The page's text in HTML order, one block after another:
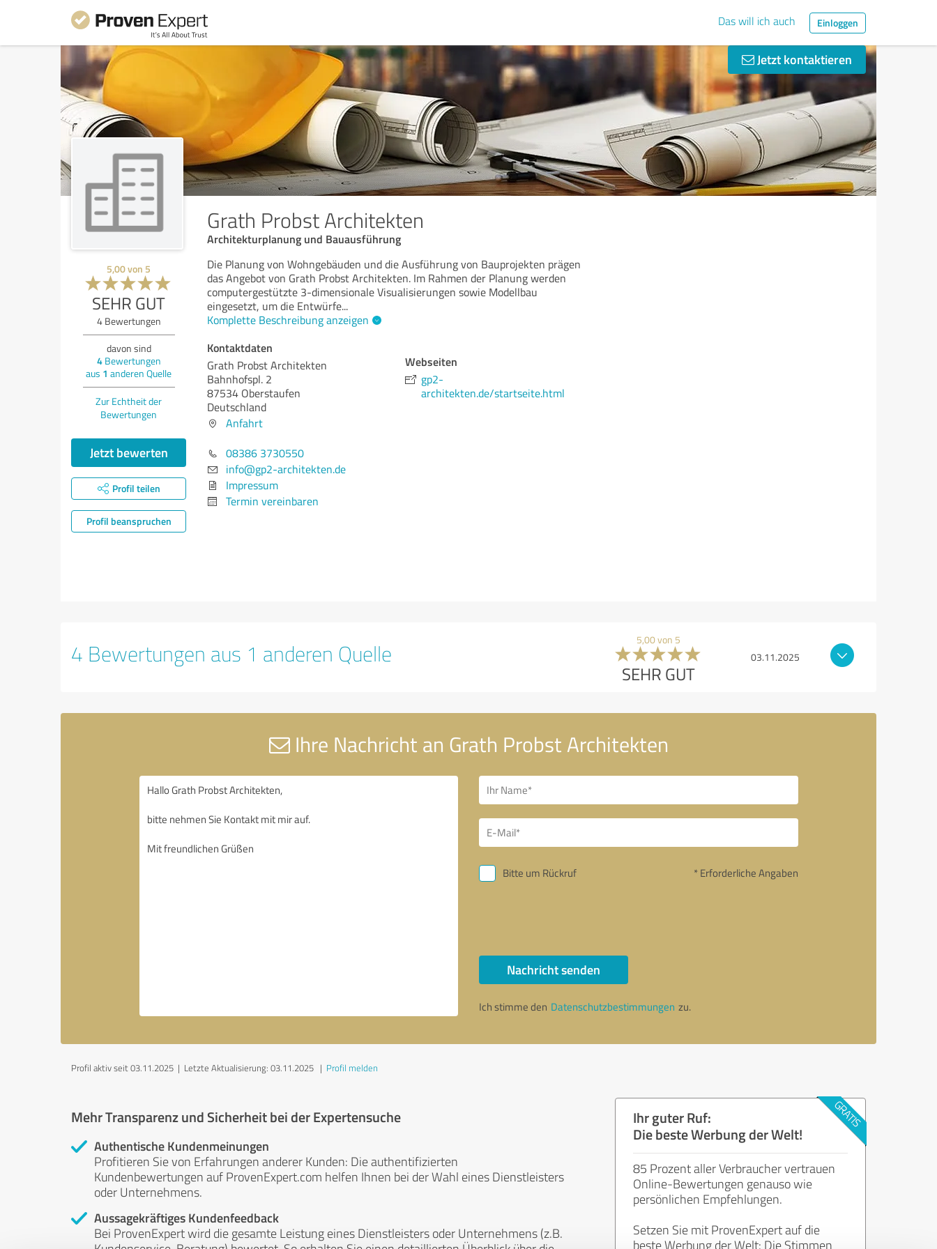
Das will ich auch Einloggen
Jetzt kontaktieren
Grath Probst Architekten
Architekturplanung und Bauausführung
5,00von 5
SEHR GUT
4Bewertungen
davon sind
4Bewertungen
aus 1 anderen Quelle
Zur Echtheit der
Bewertungen
Jetzt bewerten
Profil teilen
Profil beanspruchen
Die Planung von Wohngebäuden und die Ausführung von Bauprojekten prägen
das Angebot von Grath Probst Architekten. Im Rahmen der Planung werden
computergestützte 3-dimensionale Visualisierungen sowie Modellbau
eingesetzt, um die Entwürfe...
Komplette Beschreibung anzeigen
Kontaktdaten
Grath Probst Architekten
Bahnhofspl. 2
87534 Oberstaufen
Deutschland
Anfahrt
08386 3730550
info@gp2-architekten.de
Impressum
Termin vereinbaren
Webseiten
gp2-
architekten.de/startseite.html
4 Bewertungen aus 1 anderen Quelle 5,00 von 5
SEHR GUT
03.11.2025
Ihre Nachricht an Grath Probst Architekten
Bitte um Rückruf * Erforderliche Angaben
Nachricht senden
Ich stimme den Datenschutzbestimmungen zu.
Profil aktiv seit 03.11.2025 | Letzte Aktualisierung: 03.11.2025 | Profil melden
Mehr Transparenz und Sicherheit bei der Expertensuche
Authentische Kundenmeinungen
Profitieren Sie von Erfahrungen anderer Kunden: Die authentifizierten
Kundenbewertungen auf ProvenExpert.com helfen Ihnen bei der Wahl eines Dienstleisters
oder Unternehmens.
Aussagekräftiges Kundenfeedback
Bei ProvenExpert wird die gesamte Leistung eines Dienstleisters oder Unternehmens (z.B.
Ihr guter Ruf:
Die beste Werbung der Welt!
85 Prozent aller Verbraucher vertrauen
Online-Bewertungen genauso wie
persönlichen Empfehlungen.
Setzen Sie mit ProvenExpert auf die
beste Werbung der Welt: Die Stimmen